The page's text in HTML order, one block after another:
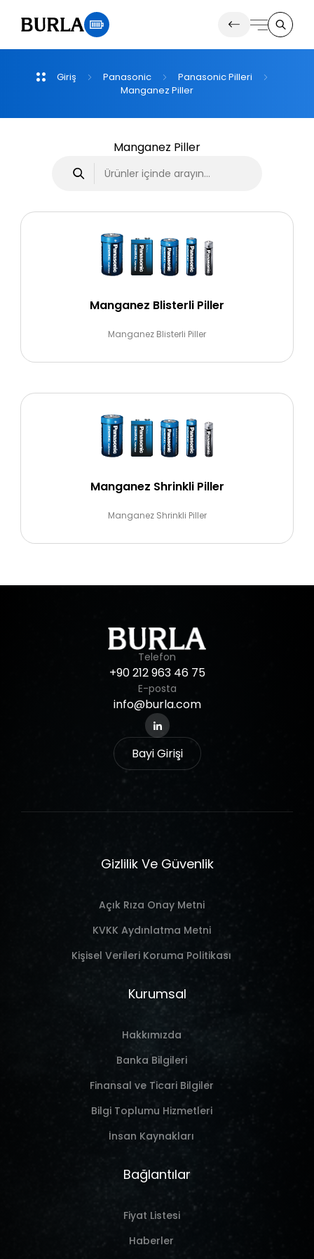
Ürünlerimiz
Giriş Panasonic PanasonicPilleri
Manganez Piller
Manganez Piller
Manganez Blisterli Piller
Manganez Blisterli Piller
Manganez Shrinkli Piller
Manganez Shrinkli Piller
Telefon
+90212963 46 75
E-posta
info@burla.com
Bayi Girişi
Gizlilik Ve Güvenlik
Açık Rıza Onay Metni
KVKK Aydınlatma Metni
Kişisel Verileri Koruma Politikası
Kurumsal
Hakkımızda
Banka Bilgileri
Finansal ve Ticari Bilgiler
Bilgi Toplumu Hizmetleri
İnsan Kaynakları
Bağlantılar
Fiyat Listesi
Haberler